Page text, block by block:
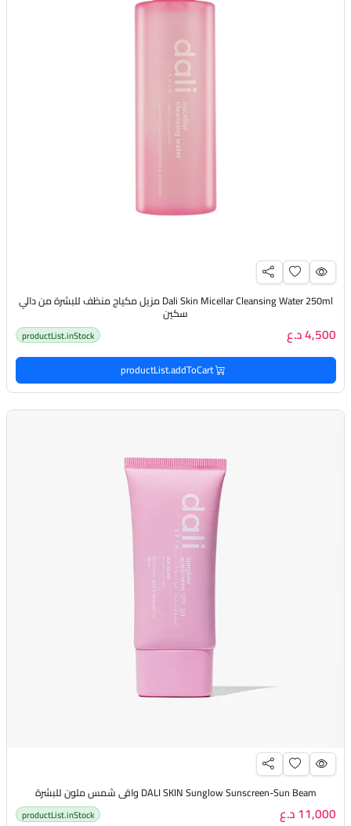
Dali Skin Micellar Cleansing Water 250ml مزيل مكياج منظف للبشرة من دالي
سكين
4,500 د.ع productList.inStock
productList.addToCart
DALI SKIN Sunglow Sunscreen-Sun Beam واقي شمس ملون للبشرة
11,000 د.ع productList.inStock